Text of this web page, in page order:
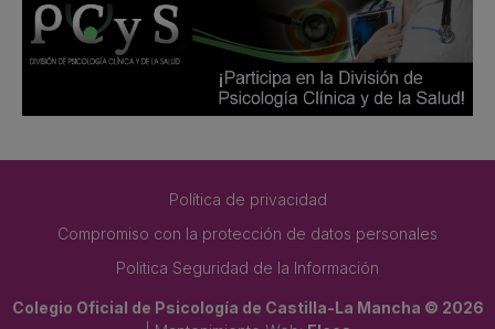
Política de privacidad
Compromiso con la protección de datos personales
Politica Seguridad de la Información
Colegio Oficial de Psicología de Castilla-La Mancha © 2026